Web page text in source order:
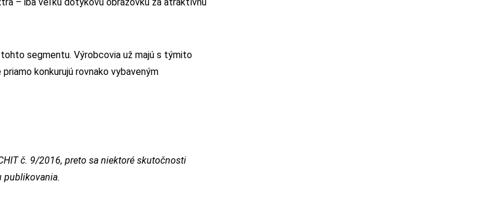
segmentu. Výrobcovia už majú s týmito
konkurujú rovnako vybaveným
č. 9/2016, preto sa niektoré skutočnosti
publikovania.